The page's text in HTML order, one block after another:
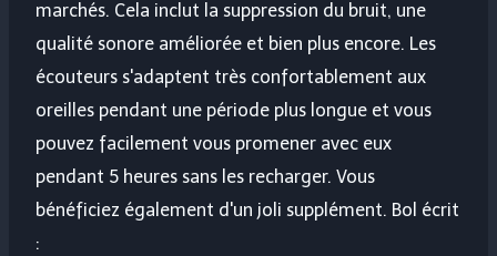
marchés. Cela inclut la suppression du bruit, une
qualité sonore améliorée et bien plus encore. Les
écouteurs s'adaptent très confortablement aux
oreilles pendant une période plus longue et vous
pouvez facilement vous promener avec eux
pendant 5 heures sans les recharger. Vous
bénéficiez également d'un joli supplément. Bol écrit
: